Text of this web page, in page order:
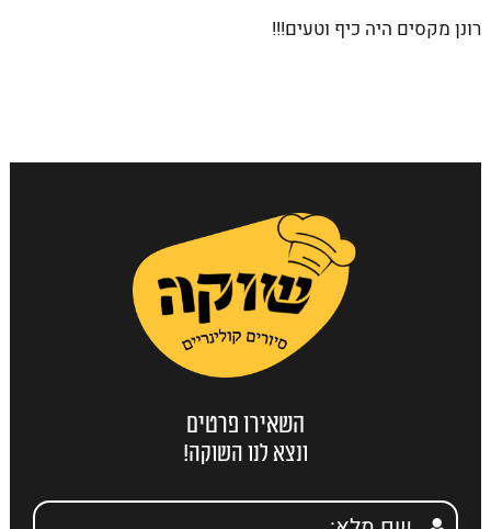
רונן מקסים היה כיף וטעים!!!
השאירו פרטים
ונצא לנו השוקה!